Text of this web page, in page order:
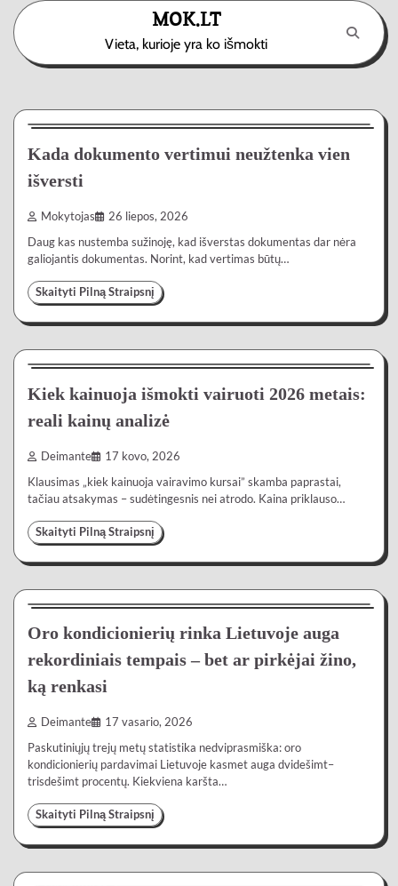
Skip
content
MOK.LT
Vieta, kurioje yra ko išmokti
Paslaugos
Kada dokumento vertimui neužtenka vien
išversti
Mokytojas 26 liepos, 2026
Daug kas nustemba sužinoję, kad išverstas dokumentas dar nėra
galiojantis dokumentas. Norint, kad vertimas būtų…
Skaityti Pilną Straipsnį
Kiek kainuoja išmokti vairuoti 2026 metais:
reali kainų analizė
Deimante 17 kovo, 2026
Klausimas „kiek kainuoja vairavimo kursai” skamba paprastai,
tačiau atsakymas – sudėtingesnis nei atrodo. Kaina priklauso…
Skaityti Pilną Straipsnį
Oro kondicionierių rinka Lietuvoje auga
rekordiniais tempais – bet ar pirkėjai žino,
ką renkasi
Deimante 17 vasario, 2026
Paskutiniųjų trejų metų statistika nedviprasmiška: oro
kondicionierių pardavimai Lietuvoje kasmet auga dvidešimt–
trisdešimt procentų. Kiekviena karšta…
Skaityti Pilną Straipsnį